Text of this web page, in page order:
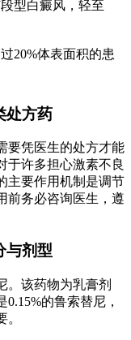
型白癜风，轻至
20%体表面积的患
处方药
要凭医生的处方才能
于许多担心激素不良
主要作用机制是调节
前务必咨询医生，遵
与剂型
。该药物为乳膏剂
的鲁索替尼，